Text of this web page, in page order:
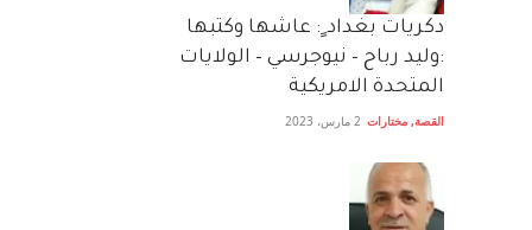
دكريات بغداد ٍ: عاشها وكتبها
:وليد رباح – نيوجرسي – الولايات
المتحدة الامريكية
القصة, مختارات 2 مارس، 2023